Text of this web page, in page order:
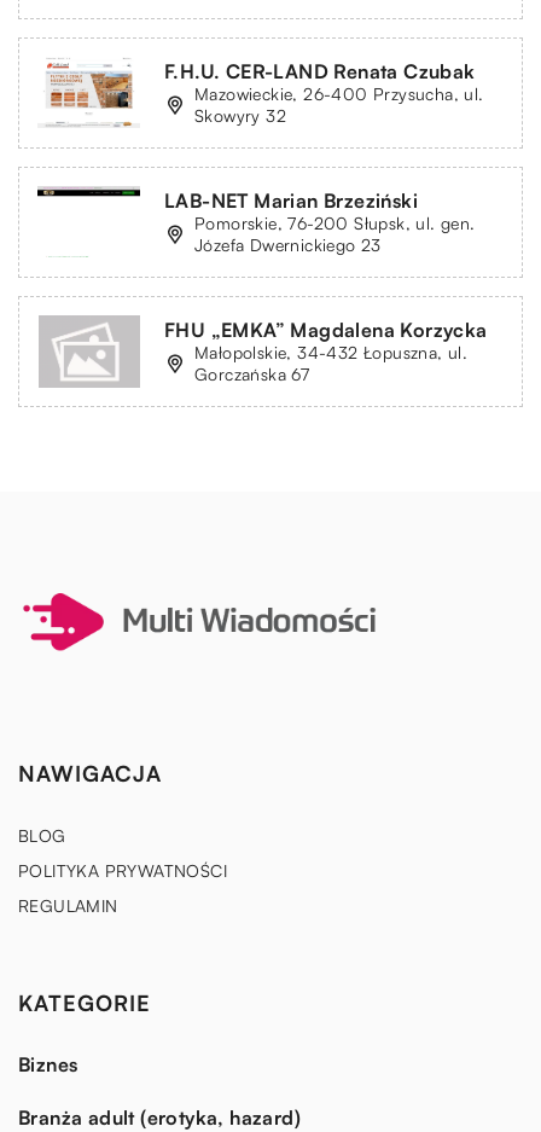
F.H.U. CER-LAND Renata Czubak
Mazowieckie, 26-400 Przysucha, ul.
Skowyry 32
LAB-NET Marian Brzeziński
Pomorskie, 76-200 Słupsk, ul. gen.
Józefa Dwernickiego 23
FHU „EMKA” Magdalena Korzycka
Małopolskie, 34-432 Łopuszna, ul.
Gorczańska 67
NAWIGACJA
BLOG
POLITYKA PRYWATNOŚCI
REGULAMIN
KATEGORIE
Biznes
Branża adult (erotyka, hazard)